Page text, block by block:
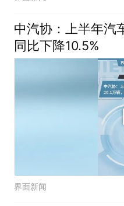
中汽协：上半年汽
同比下降10.5%
界面新闻